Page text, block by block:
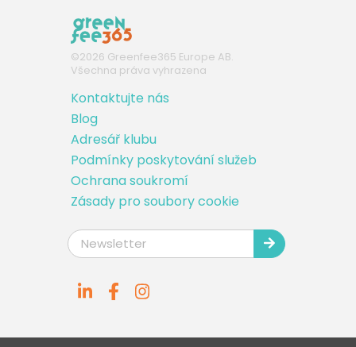
©2026 Greenfee365 Europe AB.
Všechna práva vyhrazena
Kontaktujte nás
Blog
Adresář klubu
Podmínky poskytování služeb
Ochrana soukromí
Zásady pro soubory cookie